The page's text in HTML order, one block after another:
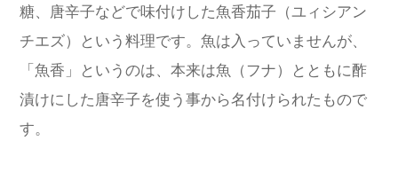
糖、唐辛子などで味付けした魚香茄子（ユィシアン
チエズ）という料理です。魚は入っていませんが、
「魚香」というのは、本来は魚（フナ）とともに酢
漬けにした唐辛子を使う事から名付けられたもので
す。